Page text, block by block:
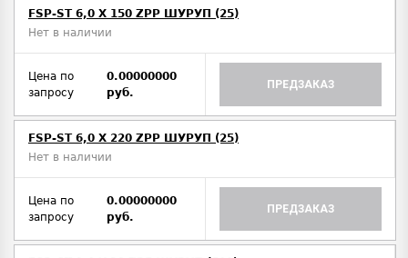
FSP-ST 6,0 X 150 ZPP ШУРУП (25)
Нет в наличии
Цена по
запросу
0.00000000
руб.
ПРЕДЗАКАЗ
FSP-ST 6,0 X 220 ZPP ШУРУП (25)
Нет в наличии
Цена по
запросу
0.00000000
руб.
ПРЕДЗАКАЗ